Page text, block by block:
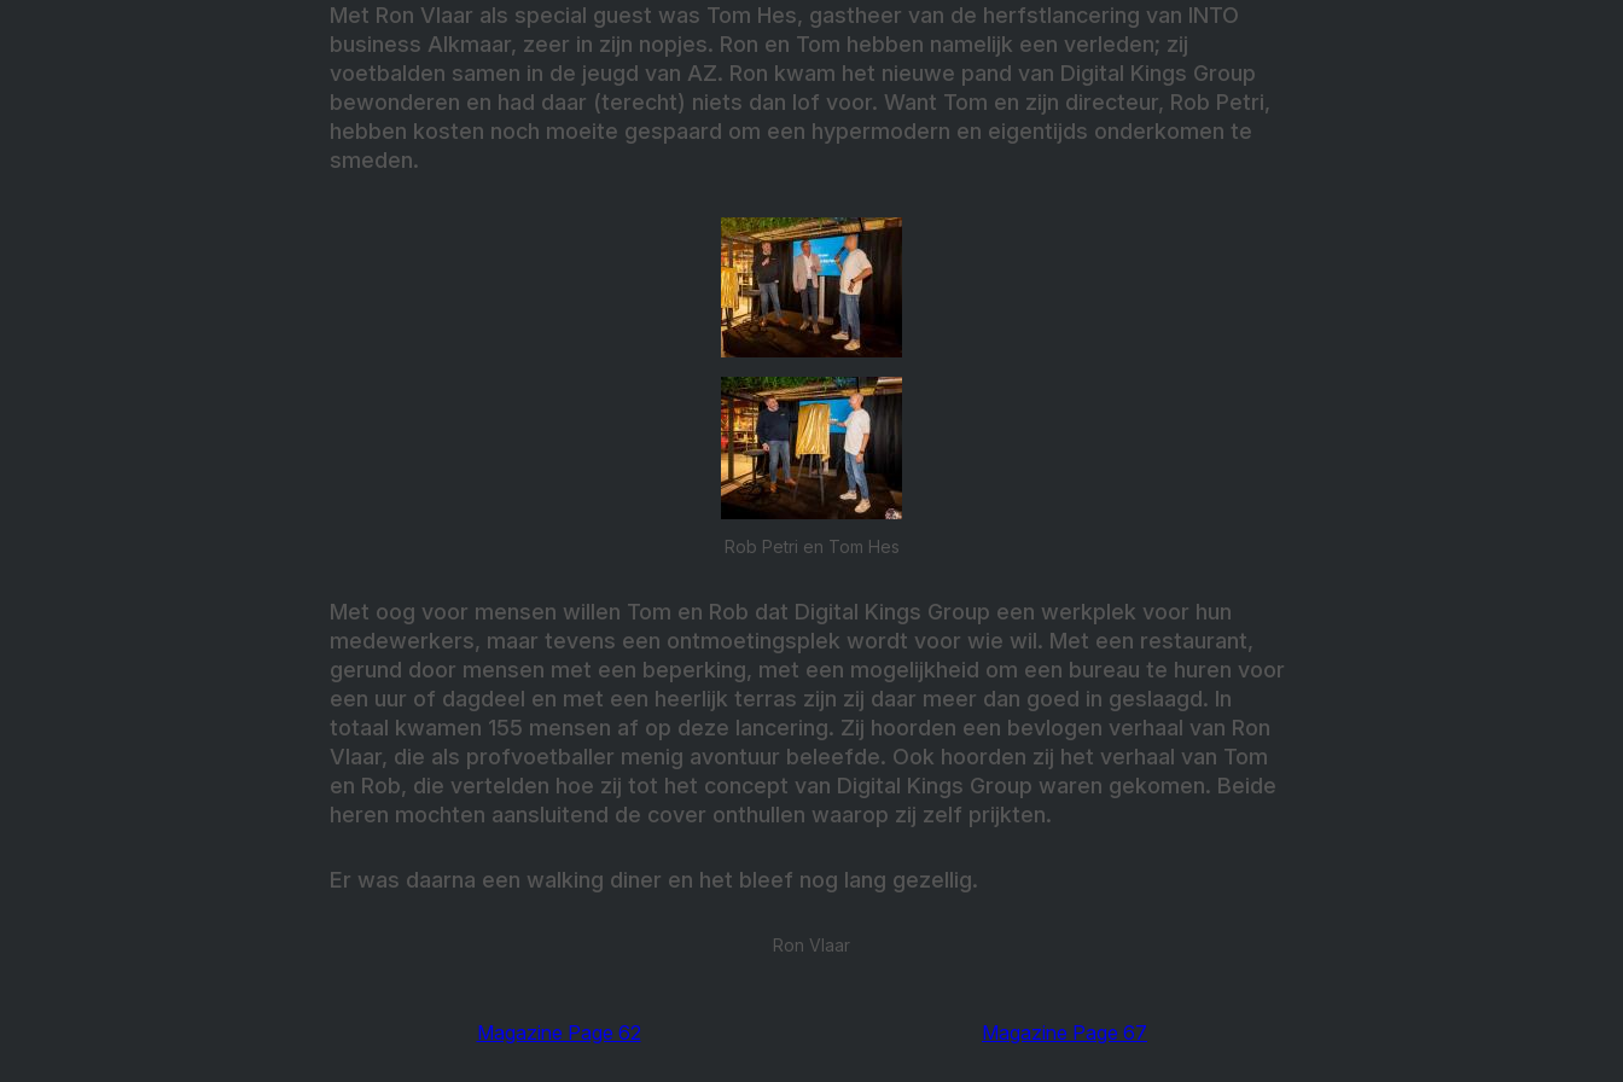
Met Ron Vlaar als special guest was Tom Hes, gastheer van de herfstlancering van INTO
business Alkmaar, zeer in zijn nopjes. Ron en Tom hebben namelijk een verleden; zij
voetbalden samen in de jeugd van AZ. Ron kwam het nieuwe pand van Digital Kings Group
bewonderen en had daar (terecht) niets dan lof voor. Want Tom en zijn directeur, Rob Petri,
hebben kosten noch moeite gespaard om een hypermodern en eigentijds onderkomen te
smeden.
Rob Petri en Tom Hes
Met oog voor mensen willen Tom en Rob dat Digital Kings Group een werkplek voor hun
medewerkers, maar tevens een ontmoetingsplek wordt voor wie wil. Met een restaurant,
gerund door mensen met een beperking, met een mogelijkheid om een bureau te huren voor
een uur of dagdeel en met een heerlijk terras zijn zij daar meer dan goed in geslaagd. In
totaal kwamen 155 mensen af op deze lancering. Zij hoorden een bevlogen verhaal van Ron
Vlaar, die als profvoetballer menig avontuur beleefde. Ook hoorden zij het verhaal van Tom
en Rob, die vertelden hoe zij tot het concept van Digital Kings Group waren gekomen. Beide
heren mochten aansluitend de cover onthullen waarop zij zelf prijkten.
Er was daarna een walking diner en het bleef nog lang gezellig.
Ron Vlaar
Magazine Page 62 Magazine Page 67